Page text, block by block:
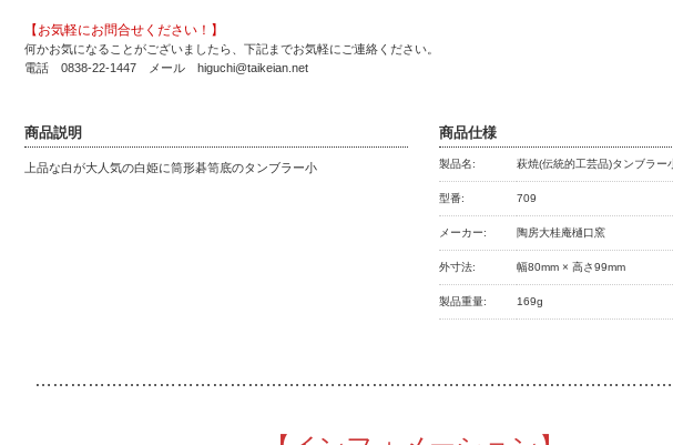
【お気軽にお問合せください！】
何かお気になることがございましたら、下記までお気軽にご連絡ください。
電話 0838-22-1447 メール higuchi@taikeian.net
商品説明
上品な白が大人気の白姫に筒形碁笥底のタンブラー小
商品仕様
製品名: 萩焼(伝統的工芸品)タンブラー
型番: 709
メーカー: 陶房大桂庵樋口窯
外寸法: 幅80mm × 高さ99mm
製品重量: 169g
…………